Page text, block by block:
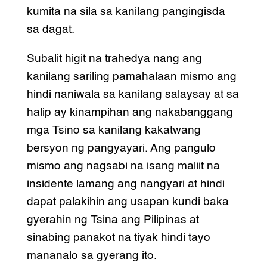
kumita na sila sa kanilang pangingisda
sa dagat.
Subalit higit na trahedya nang ang
kanilang sariling pamahalaan mismo ang
hindi naniwala sa kanilang salaysay at sa
halip ay kinampihan ang nakabanggang
mga Tsino sa kanilang kakatwang
bersyon ng pangyayari. Ang pangulo
mismo ang nagsabi na isang maliit na
insidente lamang ang nangyari at hindi
dapat palakihin ang usapan kundi baka
gyerahin ng Tsina ang Pilipinas at
sinabing panakot na tiyak hindi tayo
mananalo sa gyerang ito.